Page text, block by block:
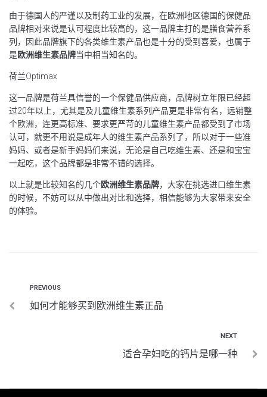
由于德国人的严谨以及制药工业的发展，在欧洲地区德国的保健品
品牌相对来说是认可程度比较高的，这一品牌主打的是膳食营养系
列，因此品牌旗下的各类维生素产品也是十分的受到喜爱，也属于
是欧洲维生素品牌当中相当知名的。
荷兰Optimax
这一品牌是荷兰具信誉的一个保健品供应商，品牌树立年限已经超
过20年以上，尤其是及儿童维生素系列产品更是非常有名，远销整
个欧洲，连更高标准、要求更严苛的儿童维生素产品都受到了市场
认可，就更不用说是成年人的维生素产品系列了，所以对于一些准
妈妈、或者是新手妈妈们来说，无论是自己吃维生素、还是和宝宝
一起吃，这个品牌都是非常不错的选择。
以上就是比较知名的几个欧洲维生素品牌，大家在挑选进口维生素
的时候，不妨可以从中做出对比和选择，相信能够为大家带来安全
的体验。
PREVIOUS
如何才能够买到欧洲维生素正品
NEXT
适合孕妇吃的钙片是哪一种